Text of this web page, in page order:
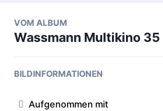
VOM ALBUM
Wassmann Multikino 35
BILDINFORMATIONEN
Aufgenommen mit